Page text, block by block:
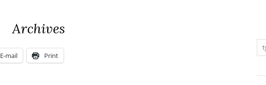
Archives
E-mail Print